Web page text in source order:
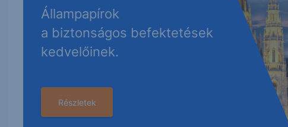
Állampapírok
a biztonságos befektetések
kedvelőinek.
Részletek